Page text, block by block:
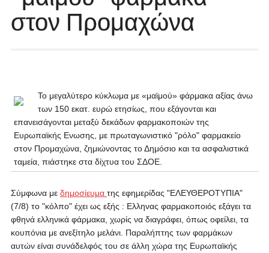
στον Προμαχώνα
Το μεγαλύτερο κύκλωμα με «μαϊμού» φάρμακα αξίας άνω
των 150 εκατ. ευρώ ετησίως, που εξάγονται και
επανεισάγονται μεταξύ δεκάδων φαρμακοποιών της
Ευρωπαϊκής Ενωσης, με πρωταγωνιστικό "ρόλο" φαρμακείο
στον Προμαχώνα, ζημιώνοντας το Δημόσιο και τα ασφαλιστικά
ταμεία, πιάστηκε στα δίχτυα του ΣΔΟΕ.
Σύμφωνα με δημοσίευμα της εφημερίδας "ΕΛΕΥΘΕΡΟΤΥΠΙΑ"
(7/8) το "κόλπο" έχει ως εξής : Ελληνας φαρμακοποιός εξάγει τα
φθηνά ελληνικά φάρμακα, χωρίς να διαγράφει, όπως οφείλει, τα
κουπόνια με ανεξίτηλο μελάνι. Παραλήπτης των φαρμάκων
αυτών είναι συνάδελφός του σε άλλη χώρα της Ευρωπαϊκής